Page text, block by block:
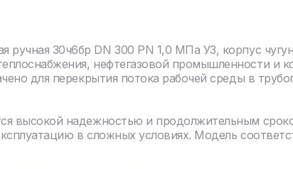
ручная 30ч6бр DN 300 PN 1,0 МПа У3, корпус
нефтегазовой промышленности и
для перекрытия потока рабочей среды в
высокой надежностью и продолжительным
в сложных условиях. Модель